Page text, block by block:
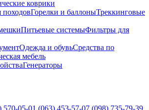
коврики
походовГорелки и баллоныТреккинговые
Питьевые системыФильтры для
Одежда и обувьСредства по
мебель
Генераторы
570-05-01 (063) 453-57-07 (098) 735-79-39